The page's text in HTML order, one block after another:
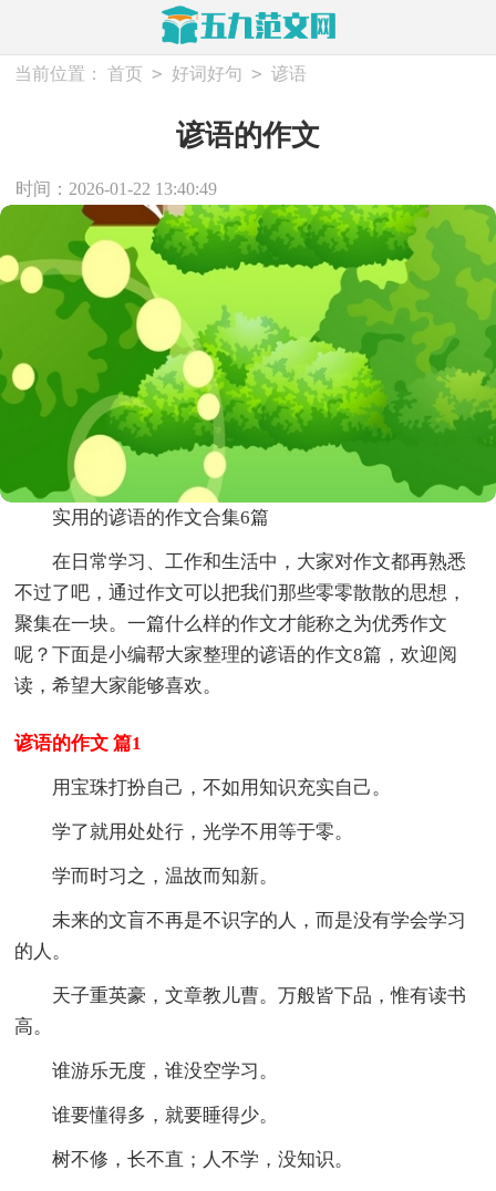
当前位置： 首页 > 好词好句 > 谚语
谚语的作文
时间：2026-01-22 13:40:49
实用的谚语的作文合集6篇
在日常学习、工作和生活中，大家对作文都再熟悉
不过了吧，通过作文可以把我们那些零零散散的思想，
聚集在一块。一篇什么样的作文才能称之为优秀作文
呢？下面是小编帮大家整理的谚语的作文8篇，欢迎阅
读，希望大家能够喜欢。
谚语的作文 篇1
用宝珠打扮自己，不如用知识充实自己。
学了就用处处行，光学不用等于零。
学而时习之，温故而知新。
未来的文盲不再是不识字的人，而是没有学会学习
的人。
天子重英豪，文章教儿曹。万般皆下品，惟有读书
高。
谁游乐无度，谁没空学习。
谁要懂得多，就要睡得少。
树不修，长不直；人不学，没知识。